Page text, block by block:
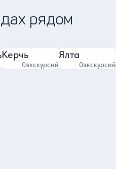
рядом
Керчь
0экскурсий
Ялта
0экскурсий